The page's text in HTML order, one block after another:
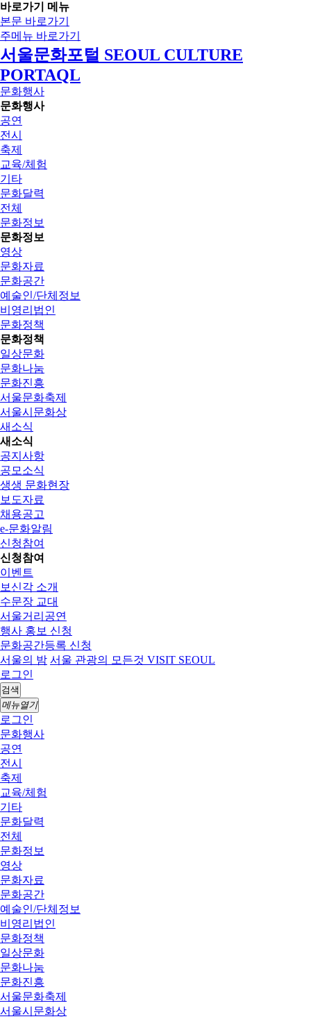
바로가기 메뉴
본문 바로가기
주메뉴 바로가기
서울문화포털 SEOUL CULTURE
PORTAQL
문화행사
문화행사
공연
전시
축제
교육/체험
기타
문화달력
전체
문화정보
문화정보
영상
문화자료
문화공간
예술인/단체정보
비영리법인
문화정책
문화정책
일상문화
문화나눔
문화진흥
서울문화축제
서울시문화상
새소식
새소식
공지사항
공모소식
생생 문화현장
보도자료
채용공고
e-문화알림
신청참여
신청참여
이벤트
보신각 소개
수문장 교대
서울거리공연
행사 홍보 신청
문화공간등록 신청
서울의 밤 서울 관광의 모든것 VISIT SEOUL
로그인
검색
메뉴열기
로그인
문화행사
공연
전시
축제
교육/체험
기타
문화달력
전체
문화정보
영상
문화자료
문화공간
예술인/단체정보
비영리법인
문화정책
일상문화
문화나눔
문화진흥
서울문화축제
서울시문화상